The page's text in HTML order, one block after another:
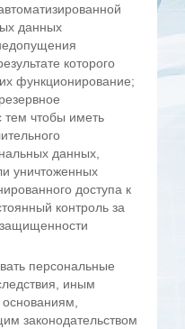
данных
которого
функционирование;
тем чтобы иметь
данных,
уничтоженных
доступа к
контроль за
персональные
иным
законодательством